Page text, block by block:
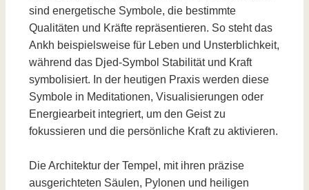
sind energetische Symbole, die bestimmte
Qualitäten und Kräfte repräsentieren. So steht das
Ankh beispielsweise für Leben und Unsterblichkeit,
während das Djed-Symbol Stabilität und Kraft
symbolisiert. In der heutigen Praxis werden diese
Symbole in Meditationen, Visualisierungen oder
Energiearbeit integriert, um den Geist zu
fokussieren und die persönliche Kraft zu aktivieren.
Die Architektur der Tempel, mit ihren präzise
ausgerichteten Säulen, Pylonen und heiligen